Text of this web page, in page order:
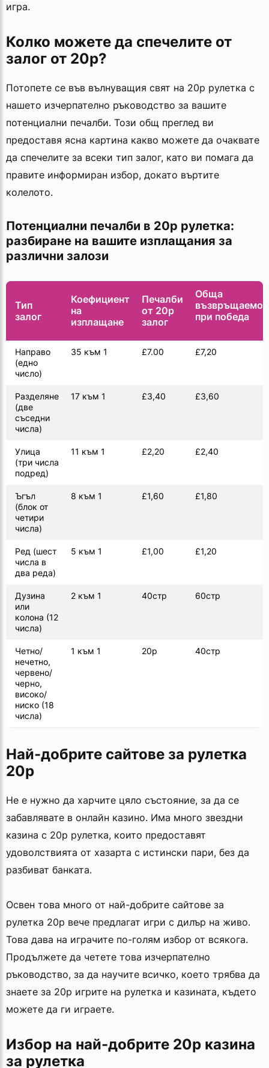
игра.
Колко можете да спечелите от
залог от 20p?
Потопете се във вълнуващия свят на 20p рулетка с
нашето изчерпателно ръководство за вашите
потенциални печалби. Този общ преглед ви
предоставя ясна картина какво можете да очаквате
да спечелите за всеки тип залог, като ви помага да
правите информиран избор, докато въртите
колелото.
Потенциални печалби в 20p рулетка:
разбиране на вашите изплащания за
различни залози
Тип
залог
Коефициент
на
изплащане
Печалби
от 20p
залог
Обща
при победа
Направо
(едно
число)
35 към 1 £7.00 £7,20
Разделяне
(две
съседни
числа)
17 към 1 £3,40 £3,60
Улица
(три числа
подред)
11 към 1 £2,20 £2,40
Ъгъл
(блок от
четири
числа)
8 към 1 £1,60 £1,80
Ред (шест
числа в
два реда)
5 към 1 £1,00 £1,20
Дузина
или
колона (12
числа)
2 към 1 40стр 60стр
Четно/
нечетно,
червено/
черно,
високо/
ниско (18
числа)
1 към 1 20p 40стр
Най-добрите сайтове за рулетка
20p
Не е нужно да харчите цяло състояние, за да се
забавлявате в онлайн казино. Има много звездни
казина с 20p рулетка, които предоставят
удоволствията от хазарта с истински пари, без да
разбиват банката.
Освен това много от най-добрите сайтове за
рулетка 20p вече предлагат игри с дилър на живо.
Това дава на играчите по-голям избор от всякога.
Продължете да четете това изчерпателно
ръководство, за да научите всичко, което трябва да
знаете за 20p игрите на рулетка и казината, където
можете да ги играете.
Избор на най-добрите 20p казина
за рулетка